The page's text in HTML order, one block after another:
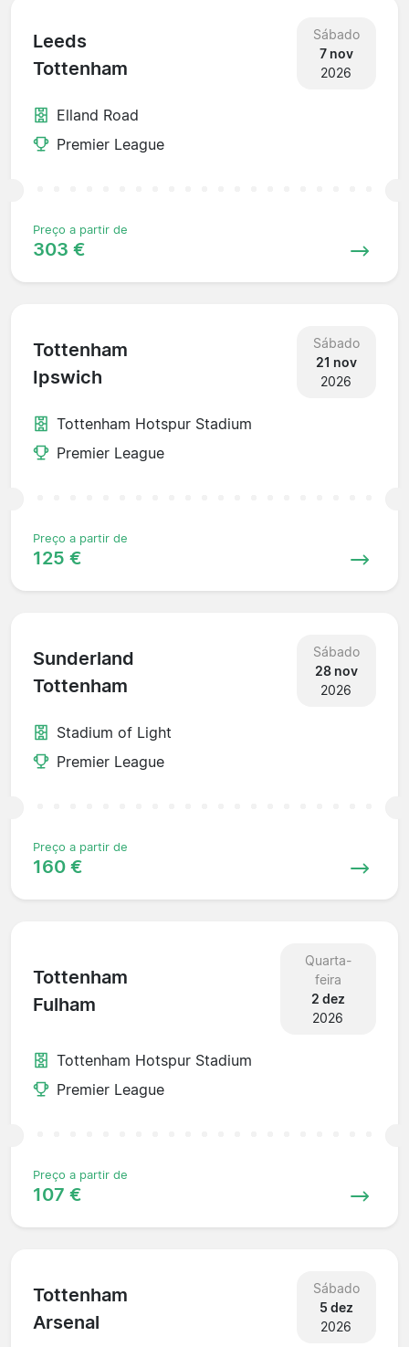
Leeds
Tottenham
Sábado
7 nov
2026
Elland Road
Premier League
Preço a partir de
303 €
Tottenham
Ipswich
Sábado
21 nov
2026
Tottenham Hotspur Stadium
Premier League
Preço a partir de
125 €
Sunderland
Tottenham
Sábado
28 nov
2026
Stadium of Light
Premier League
Preço a partir de
160 €
Tottenham
Fulham
Quarta-
feira
2 dez
2026
Tottenham Hotspur Stadium
Premier League
Preço a partir de
107 €
Tottenham
Arsenal
Sábado
5 dez
2026